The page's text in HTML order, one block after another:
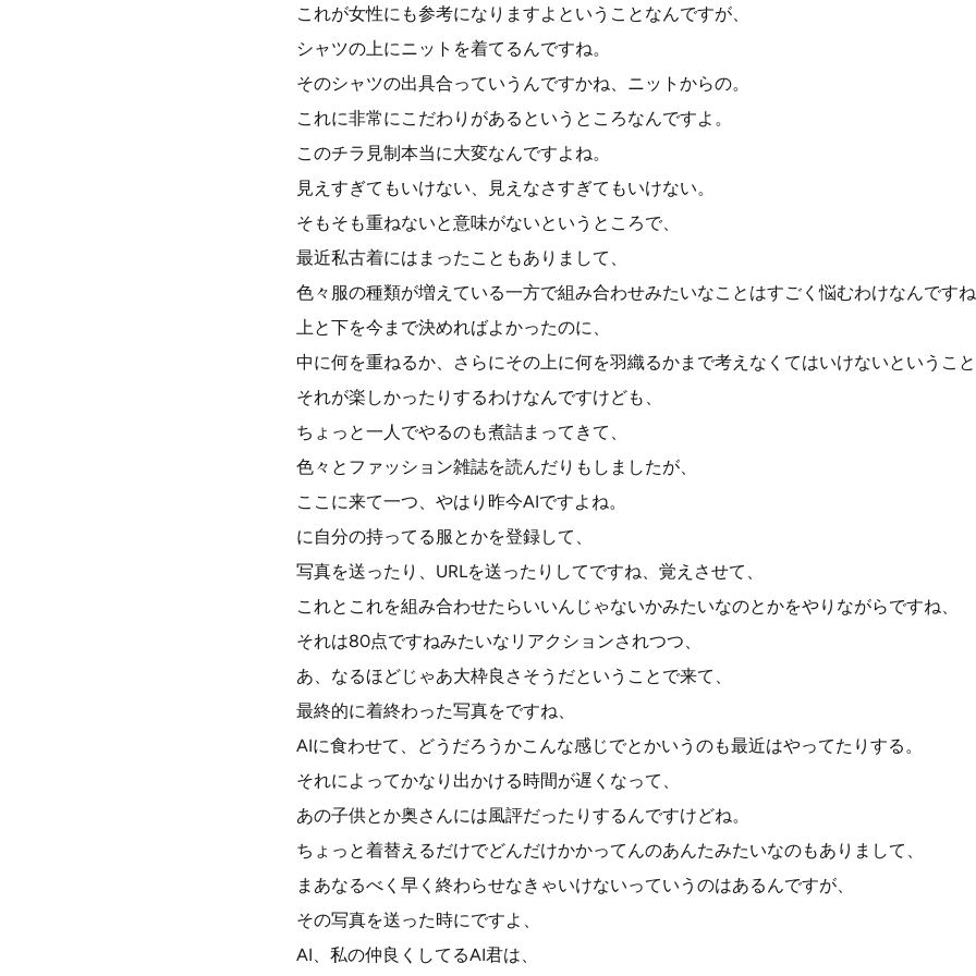
これが女性にも参考になりますよということなんですが、
シャツの上にニットを着てるんですね。
そのシャツの出具合っていうんですかね、ニットからの。
これに非常にこだわりがあるというところなんですよ。
このチラ見制本当に大変なんですよね。
見えすぎてもいけない、見えなさすぎてもいけない。
そもそも重ねないと意味がないというところで、
最近私古着にはまったこともありまして、
色々服の種類が増えている一方で組み合わせみたいなことはすごく悩むわけなんです
上と下を今まで決めればよかったのに、
中に何を重ねるか、さらにその上に何を羽織るかまで考えなくてはいけないというこ
それが楽しかったりするわけなんですけども、
ちょっと一人でやるのも煮詰まってきて、
色々とファッション雑誌を読んだりもしましたが、
ここに来て一つ、やはり昨今AIですよね。
に自分の持ってる服とかを登録して、
写真を送ったり、URLを送ったりしてですね、覚えさせて、
これとこれを組み合わせたらいいんじゃないかみたいなのとかをやりながらですね、
それは80点ですねみたいなリアクションされつつ、
あ、なるほどじゃあ大枠良さそうだということで来て、
最終的に着終わった写真をですね、
AIに食わせて、どうだろうかこんな感じでとかいうのも最近はやってたりする。
それによってかなり出かける時間が遅くなって、
あの子供とか奥さんには風評だったりするんですけどね。
ちょっと着替えるだけでどんだけかかってんのあんたみたいなのもありまして、
まあなるべく早く終わらせなきゃいけないっていうのはあるんですが、
その写真を送った時にですよ、
AI、私の仲良くしてるAI君は、